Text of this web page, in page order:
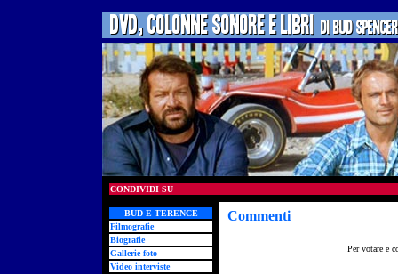
CONDIVIDI SU
BUD E TERENCE
Filmografie
Biografie
Gallerie foto
Video interviste
Commenti
Per votare e